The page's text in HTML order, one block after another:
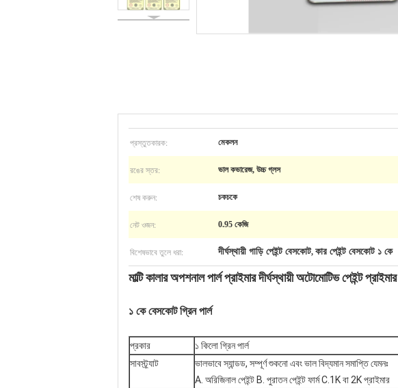
প্রস্তুতকারক: মেকলন
রঙের স্তর: ভাল কভারেজ, উচ্চ গ্লস
শেষ করুন: চকচকে
নেট ওজন: 0.95 কেজি
বিশেষভাবে তুলে ধরা: দীর্ঘস্থায়ী গাড়ি পেইন্ট বেসকোট, কার পেইন্ট বেসকোট ১ কে
মাল্টি কালার অপশনাল পার্ল প্রাইমার দীর্ঘস্থায়ী অটোমোটিভ পেইন্ট
১ কে বেসকোট গ্রিন পার্ল
প্রকার
১ কিলো গ্রিন পার্ল
সাবস্ট্র্যাট
ভালভাবে স্যান্ডড, সম্পূর্ণ শুকনো এবং ভাল বিদ্যমান সমাপ্তি যেমনঃ
A. অরিজিনাল পেইন্ট B. পুরাতন পেইন্ট ফার্ম C.1K বা 2K প্রাইমার